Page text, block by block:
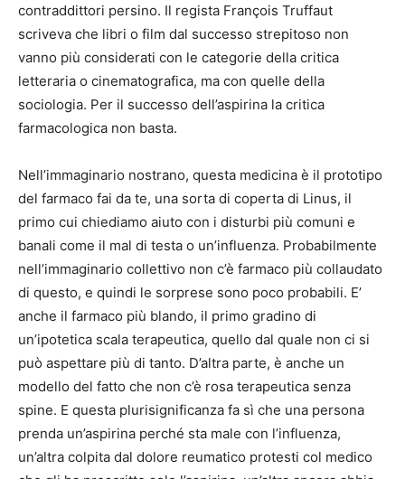
contraddittori persino. Il regista François Truffaut
scriveva che libri o film dal successo strepitoso non
vanno più considerati con le categorie della critica
letteraria o cinematografica, ma con quelle della
sociologia. Per il successo dell’aspirina la critica
farmacologica non basta.
Nell’immaginario nostrano, questa medicina è il prototipo
del farmaco fai da te, una sorta di coperta di Linus, il
primo cui chiediamo aiuto con i disturbi più comuni e
banali come il mal di testa o un’influenza. Probabilmente
nell’immaginario collettivo non c’è farmaco più collaudato
di questo, e quindi le sorprese sono poco probabili. E’
anche il farmaco più blando, il primo gradino di
un’ipotetica scala terapeutica, quello dal quale non ci si
può aspettare più di tanto. D’altra parte, è anche un
modello del fatto che non c’è rosa terapeutica senza
spine. E questa plurisignificanza fa sì che una persona
prenda un’aspirina perché sta male con l’influenza,
un’altra colpita dal dolore reumatico protesti col medico